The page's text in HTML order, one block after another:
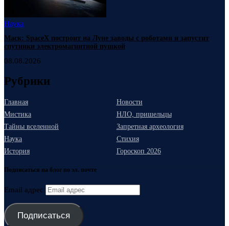
Наука
Маск: SpaceX построит на Луне заводы с роботами и запустит
спутники электромагнитной пушкой
08.08.2026
Рубрики
Главная
Новости
Мистика
НЛО, пришельцы
Тайны вселенной
Запретная археология
Наука
Стихия
История
Гороскоп 2026
Подписаться на блог по эл. почте
Email адрес
Подписаться